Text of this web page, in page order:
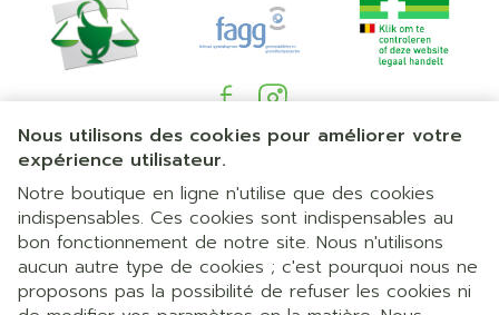
Nous utilisons des cookies pour améliorer votre
expérience utilisateur.
Notre boutique en ligne n'utilise que des cookies
indispensables. Ces cookies sont indispensables au
bon fonctionnement de notre site. Nous n'utilisons
aucun autre type de cookies ; c'est pourquoi nous ne
proposons pas la possibilité de refuser les cookies ni
Liens légaux